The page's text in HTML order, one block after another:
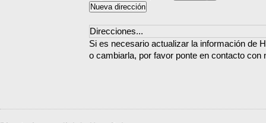
Direcciones...
Si es necesario actualizar la información de
o cambiarla, por favor ponte en contacto con